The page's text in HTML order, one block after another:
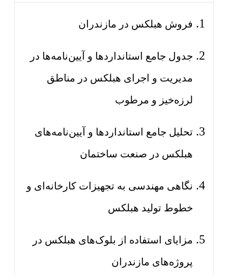
فروش هبلکس در مازندران
جدول جامع استانداردها و آیین‌نامه‌ها در
مدیریت و اجرای هبلکس در مناطق
لرزه‌خیز و مرطوب
تحلیل جامع استانداردها و آیین‌نامه‌های
هبلکس در صنعت ساختمان
نگاهی مهندسی به تجهیزات کارخانه‌ای و
خطوط تولید هبلکس
مزایای استفاده از بلوک‌های هبلکس در
پروژه‌های مازندران